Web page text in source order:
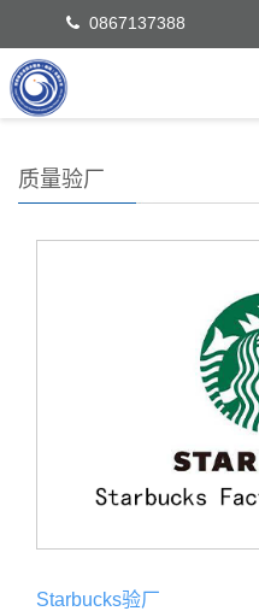
0867137388
质量验厂
Starbucks验厂